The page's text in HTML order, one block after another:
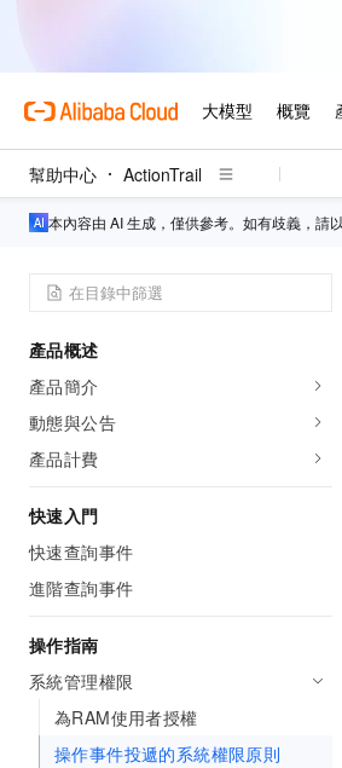
幫助中心 ActionTrail
本內容由 AI 生成，僅供參考。如有歧義，請
產品概述
產品簡介
動態與公告
產品計費
快速入門
快速查詢事件
進階查詢事件
操作指南
系統管理權限
為RAM使用者授權
操作事件投遞的系統權限原則